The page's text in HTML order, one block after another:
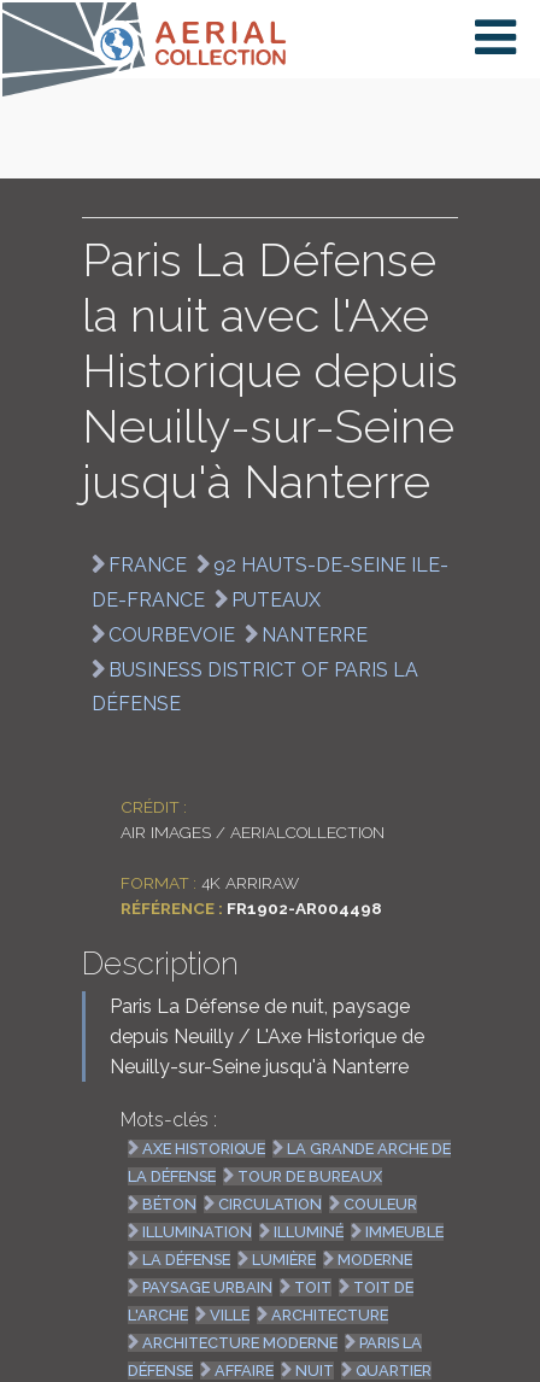
×
PAYS
CARTE
COLLECTIONS
LOGIN
ENGLISH
Paris La Défense
la nuit avec l'Axe
Historique depuis
Neuilly-sur-Seine
jusqu'à Nanterre
FRANCE
92 HAUTS-DE-SEINE ILE-
DE-FRANCE
PUTEAUX
COURBEVOIE
NANTERRE
BUSINESS DISTRICT OF PARIS LA
DÉFENSE
CRÉDIT :
AIR IMAGES / AERIALCOLLECTION
FORMAT : 4K ARRIRAW
RÉFÉRENCE : FR1902-AR004498
Description
Paris La Défense de nuit, paysage
depuis Neuilly / L'Axe Historique de
Neuilly-sur-Seine jusqu'à Nanterre
Mots-clés :
AXE HISTORIQUE
LA GRANDE ARCHE DE
LA DÉFENSE
TOUR DE BUREAUX
BÉTON
CIRCULATION
COULEUR
ILLUMINATION
ILLUMINÉ
IMMEUBLE
LA DÉFENSE
LUMIÈRE
MODERNE
PAYSAGE URBAIN
TOIT
TOIT DE
L'ARCHE
VILLE
ARCHITECTURE
ARCHITECTURE MODERNE
PARIS LA
DÉFENSE
AFFAIRE NUIT
QUARTIER